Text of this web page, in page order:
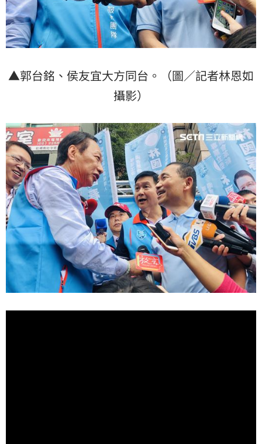
▲郭台銘、侯友宜大方同台。（圖／記者林恩如
攝影）